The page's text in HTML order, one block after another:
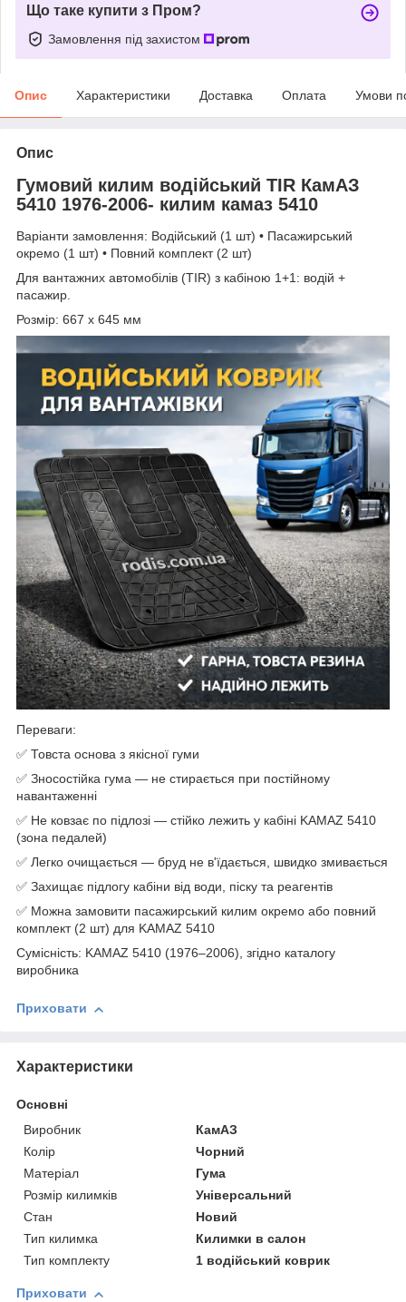
Що таке купити з Пром?
Замовлення під захистом
Опис Характеристики Доставка Оплата Умови
Опис
Гумовий килим водійський TIR КамАЗ
5410 1976-2006- килим камаз 5410
Варіанти замовлення: Водійський (1 шт) • Пасажирський
окремо (1 шт) • Повний комплект (2 шт)
Для вантажних автомобілів (TIR) з кабіною 1+1: водій +
пасажир.
Розмір: 667 х 645 мм
Переваги:
✅ Товста основа з якісної гуми
✅ Зносостійка гума — не стирається при постійному
навантаженні
✅ Не ковзає по підлозі — стійко лежить у кабіні KAMAZ 5410
(зона педалей)
✅ Легко очищається — бруд не в'їдається, швидко змивається
✅ Захищає підлогу кабіни від води, піску та реагентів
✅ Можна замовити пасажирський килим окремо або повний
комплект (2 шт) для KAMAZ 5410
Сумісність: KAMAZ 5410 (1976–2006), згідно каталогу
виробника
Приховати
Характеристики
Основні
Виробник
КамАЗ
Колір
Чорний
Матеріал
Гума
Розмір килимків
Універсальний
Стан
Новий
Тип килимка
Килимки в салон
Тип комплекту
1 водійський коврик
Приховати